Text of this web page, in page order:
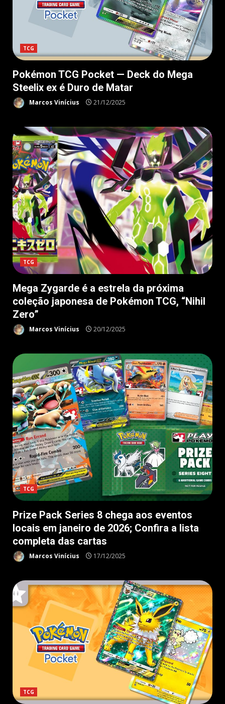
TCG
Pokémon TCG Pocket — Deck do Mega
Steelix ex é Duro de Matar
Marcos Vinícius 21/12/2025
TCG
Mega Zygarde é a estrela da próxima
coleção japonesa de Pokémon TCG, “Nihil
Zero”
Marcos Vinícius 20/12/2025
TCG
Prize Pack Series 8 chega aos eventos
locais em janeiro de 2026; Confira a lista
completa das cartas
Marcos Vinícius 17/12/2025
TCG